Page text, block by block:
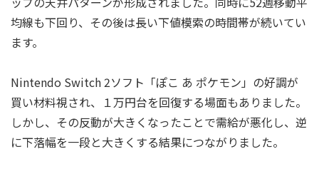
均線も下回り、その後は長い下値模索の時間帯が続いてい
ます。
Nintendo Switch 2ソフト「ぽこ あ ポケモン」の好調が
買い材料視され、１万円台を回復する場面もありました。
しかし、その反動が大きくなったことで需給が悪化し、逆
に下落幅を一段と大きくする結果につながりました。